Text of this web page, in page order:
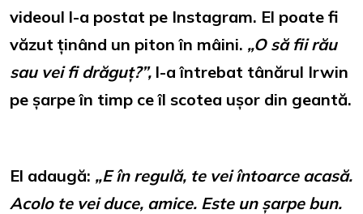
videoul l-a postat pe Instagram. El poate fi
văzut ținând un piton în mâini. „O să fii rău
sau vei fi drăguț?”, l-a întrebat tânărul Irwin
pe șarpe în timp ce îl scotea ușor din geantă.
El adaugă: „E în regulă, te vei întoarce acasă.
Acolo te vei duce, amice. Este un șarpe bun.